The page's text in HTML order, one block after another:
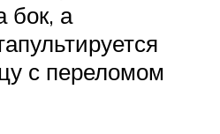
бок, а
с переломом